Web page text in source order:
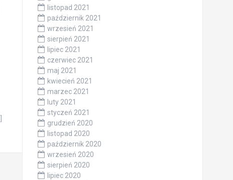
listopad 2021
październik 2021
wrzesień 2021
sierpień 2021
lipiec 2021
czerwiec 2021
maj 2021
kwiecień 2021
marzec 2021
luty 2021
styczeń 2021
grudzień 2020
listopad 2020
październik 2020
wrzesień 2020
sierpień 2020
lipiec 2020